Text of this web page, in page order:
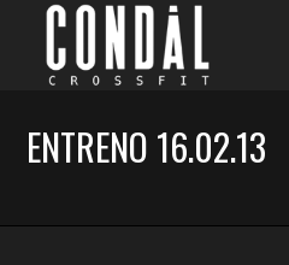
ENTRENO 16.02.13